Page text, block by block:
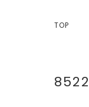
TOP
8522